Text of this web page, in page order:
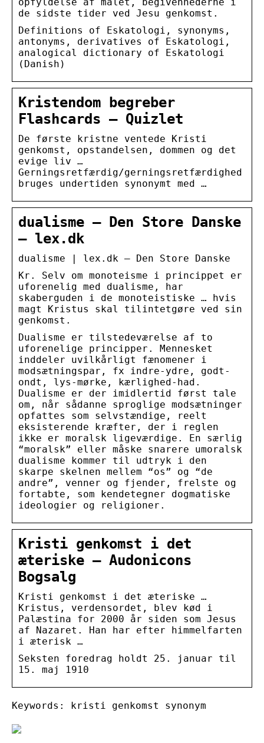
de sidste tider ved Jesu genkomst.
Definitions of Eskatologi, synonyms,
antonyms, derivatives of Eskatologi,
analogical dictionary of Eskatologi
(Danish)
Kristendom begreber
Flashcards – Quizlet
De første kristne ventede Kristi
genkomst, opstandelsen, dommen og det
evige liv …
Gerningsretfærdig/gerningsretfærdighed
bruges undertiden synonymt med …
dualisme – Den Store Danske
– lex.dk
dualisme | lex.dk – Den Store Danske
Kr. Selv om monoteisme i princippet er
uforenelig med dualisme, har
skaberguden i de monoteistiske … hvis
magt Kristus skal tilintetgøre ved sin
genkomst.
Dualisme er tilstedeværelse af to
uforenelige principper. Mennesket
inddeler uvilkårligt fænomener i
modsætningspar, fx indre-ydre, godt-
ondt, lys-mørke, kærlighed-had.
Dualisme er der imidlertid først tale
om, når sådanne sproglige modsætninger
opfattes som selvstændige, reelt
eksisterende kræfter, der i reglen
ikke er moralsk ligeværdige. En særlig
“moralsk” eller måske snarere umoralsk
dualisme kommer til udtryk i den
skarpe skelnen mellem “os” og “de
andre”, venner og fjender, frelste og
fortabte, som kendetegner dogmatiske
ideologier og religioner.
Kristi genkomst i det
æteriske – Audonicons
Bogsalg
Kristi genkomst i det æteriske …
Kristus, verdensordet, blev kød i
Palæstina for 2000 år siden som Jesus
af Nazaret. Han har efter himmelfarten
i æterisk …
Seksten foredrag holdt 25. januar til
15. maj 1910
Keywords: kristi genkomst synonym